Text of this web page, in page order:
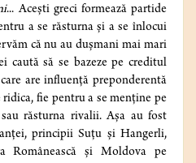
... Acești greci formează partide
a se răsturna și a se înlocui
că nu au dușmani mai mari
caută să se bazeze pe creditul
are influență preponderentă
fie pentru a se menține pe
răsturna rivalii. Așa au fost
principii Suțu și Hangerli,
și Moldova pe